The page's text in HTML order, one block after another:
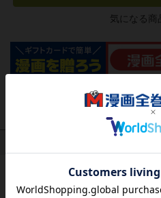
気になる商
この作品にはまだレビュー
方のために感想を共有